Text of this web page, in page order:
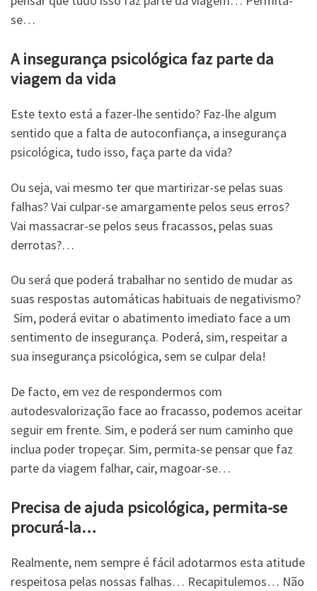
se…
A insegurança psicológica faz parte da
viagem da vida
Este texto está a fazer-lhe sentido? Faz-lhe algum
sentido que a falta de autoconfiança, a insegurança
psicológica, tudo isso, faça parte da vida?
Ou seja, vai mesmo ter que martirizar-se pelas suas
falhas? Vai culpar-se amargamente pelos seus erros?
Vai massacrar-se pelos seus fracassos, pelas suas
derrotas?…
Ou será que poderá trabalhar no sentido de mudar as
suas respostas automáticas habituais de negativismo?
Sim, poderá evitar o abatimento imediato face a um
sentimento de insegurança. Poderá, sim, respeitar a
sua insegurança psicológica, sem se culpar dela!
De facto, em vez de respondermos com
autodesvalorização face ao fracasso, podemos aceitar
seguir em frente. Sim, e poderá ser num caminho que
inclua poder tropeçar. Sim, permita-se pensar que faz
parte da viagem falhar, cair, magoar-se…
Precisa de ajuda psicológica, permita-se
procurá-la…
Realmente, nem sempre é fácil adotarmos esta atitude
respeitosa pelas nossas falhas… Recapitulemos… Não